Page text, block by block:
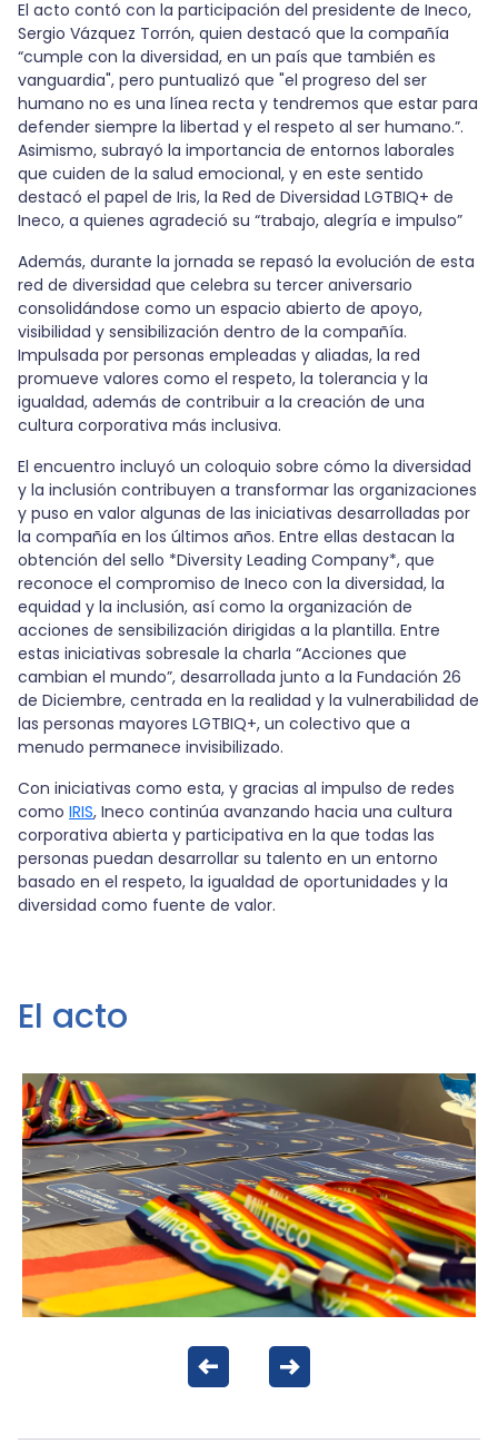
El acto contó con la participación del presidente de Ineco,
Sergio Vázquez Torrón, quien destacó que la compañía
“cumple con la diversidad, en un país que también es
vanguardia", pero puntualizó que "el progreso del ser
humano no es una línea recta y tendremos que estar para
defender siempre la libertad y el respeto al ser humano.”.
Asimismo, subrayó la importancia de entornos laborales
que cuiden de la salud emocional, y en este sentido
destacó el papel de Iris, la Red de Diversidad LGTBIQ+ de
Ineco, a quienes agradeció su “trabajo, alegría e impulso”
Además, durante la jornada se repasó la evolución de esta
red de diversidad que celebra su tercer aniversario
consolidándose como un espacio abierto de apoyo,
visibilidad y sensibilización dentro de la compañía.
Impulsada por personas empleadas y aliadas, la red
promueve valores como el respeto, la tolerancia y la
igualdad, además de contribuir a la creación de una
cultura corporativa más inclusiva.
El encuentro incluyó un coloquio sobre cómo la diversidad
y la inclusión contribuyen a transformar las organizaciones
y puso en valor algunas de las iniciativas desarrolladas por
la compañía en los últimos años. Entre ellas destacan la
obtención del sello *Diversity Leading Company*, que
reconoce el compromiso de Ineco con la diversidad, la
equidad y la inclusión, así como la organización de
acciones de sensibilización dirigidas a la plantilla. Entre
estas iniciativas sobresale la charla “Acciones que
cambian el mundo”, desarrollada junto a la Fundación 26
de Diciembre, centrada en la realidad y la vulnerabilidad de
las personas mayores LGTBIQ+, un colectivo que a
menudo permanece invisibilizado.
Con iniciativas como esta, y gracias al impulso de redes
como IRIS, Ineco continúa avanzando hacia una cultura
corporativa abierta y participativa en la que todas las
personas puedan desarrollar su talento en un entorno
basado en el respeto, la igualdad de oportunidades y la
diversidad como fuente de valor.
El acto
Image